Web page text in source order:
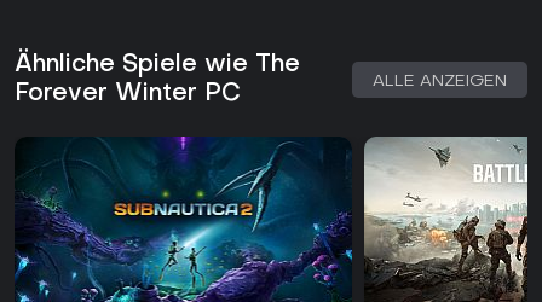
Ähnliche Spiele wie The
Forever Winter PC
ALLE ANZEIGEN